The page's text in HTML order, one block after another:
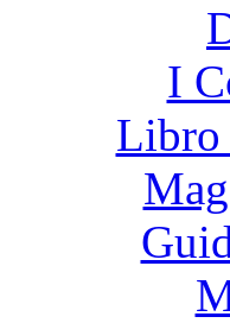
I
Libro